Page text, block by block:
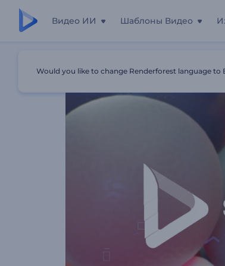
Видео ИИ Шаблоны Видео
Would you like to change Renderforest language to